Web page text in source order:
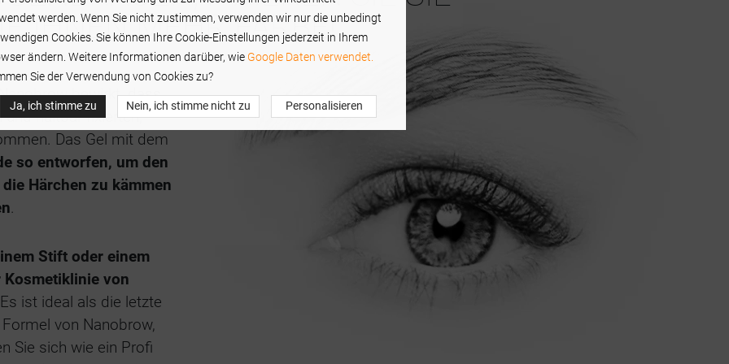
IHNEN MEHR FARBE!
bewirkt, dass
haltbar fixierten,
Das Gel mit dem
so entworfen, um den
Härchen zu kämmen
.
Stift oder einem
Kosmetiklinie von
ist ideal als die letzte
von Nanobrow,
Sie sich wie ein Profi
werden. Wenn Sie nicht zustimmen, verwenden wir nur die unbedingt
Cookies. Sie können Ihre Cookie-Einstellungen jederzeit in Ihrem
ändern. Weitere Informationen darüber, wie Google Daten verwendet.
Sie der Verwendung von Cookies zu?
Ja, ich stimme zu Nein, ich stimme nicht zu Personalisieren